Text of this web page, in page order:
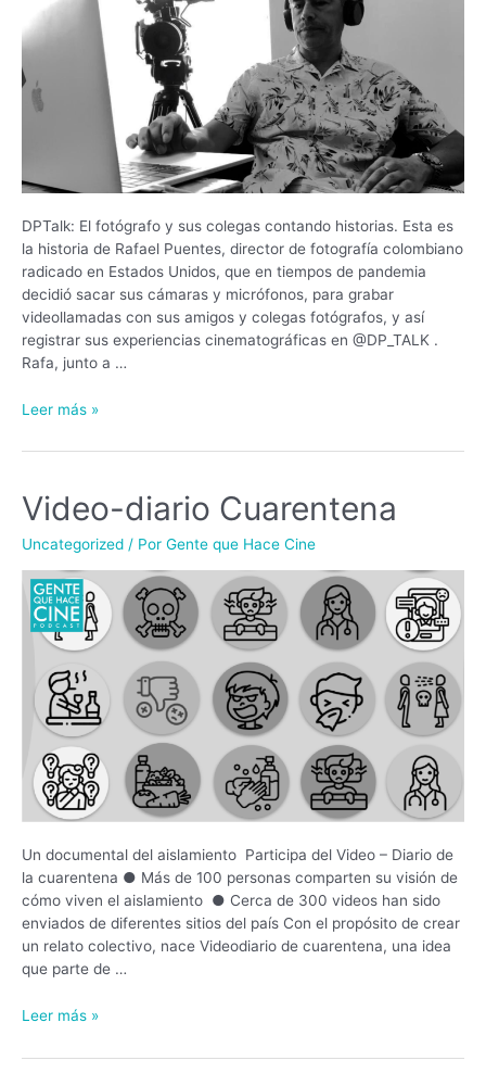
DPTalk: El fotógrafo y sus colegas contando historias. Esta es
la historia de Rafael Puentes, director de fotografía colombiano
radicado en Estados Unidos, que en tiempos de pandemia
decidió sacar sus cámaras y micrófonos, para grabar
videollamadas con sus amigos y colegas fotógrafos, y así
registrar sus experiencias cinematográficas en @DP_TALK .
Rafa, junto a …
Leer más »
Video-diario Cuarentena
Uncategorized / Por Gente que Hace Cine
Un documental del aislamiento Participa del Video – Diario de
la cuarentena ● Más de 100 personas comparten su visión de
cómo viven el aislamiento ● Cerca de 300 videos han sido
enviados de diferentes sitios del país Con el propósito de crear
un relato colectivo, nace Videodiario de cuarentena, una idea
que parte de …
Video-
diario
Cuarentena
Leer más »